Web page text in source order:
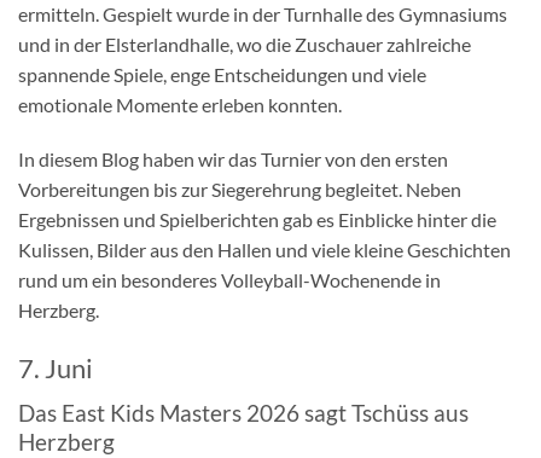
ermitteln. Gespielt wurde in der Turnhalle des Gymnasiums
und in der Elsterlandhalle, wo die Zuschauer zahlreiche
spannende Spiele, enge Entscheidungen und viele
emotionale Momente erleben konnten.
In diesem Blog haben wir das Turnier von den ersten
Vorbereitungen bis zur Siegerehrung begleitet. Neben
Ergebnissen und Spielberichten gab es Einblicke hinter die
Kulissen, Bilder aus den Hallen und viele kleine Geschichten
rund um ein besonderes Volleyball-Wochenende in
Herzberg.
7. Juni
Das East Kids Masters 2026 sagt Tschüss aus
Herzberg